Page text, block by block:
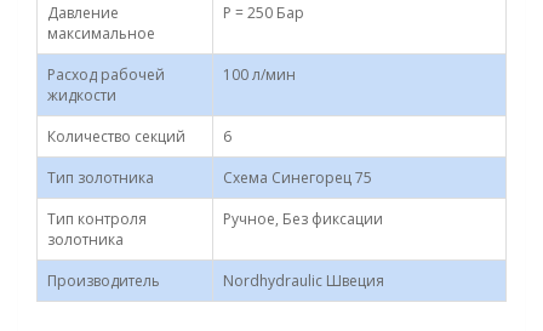
Давление
максимальное
P = 250 Бар
Расход рабочей
жидкости
100 л/мин
Количество секций
6
Тип золотника
Схема Синегорец 75
Тип контроля
золотника
Ручное, Без фиксации
Производитель Nordhydraulic Швеция